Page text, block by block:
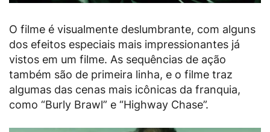
O filme é visualmente deslumbrante, com alguns
dos efeitos especiais mais impressionantes já
vistos em um filme. As sequências de ação
também são de primeira linha, e o filme traz
algumas das cenas mais icônicas da franquia,
como “Burly Brawl” e “Highway Chase”.